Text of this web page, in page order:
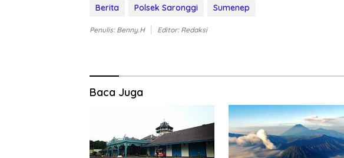
Berita Polsek Saronggi Sumenep
Penulis: Benny.H Editor: Redaksi
Baca Juga